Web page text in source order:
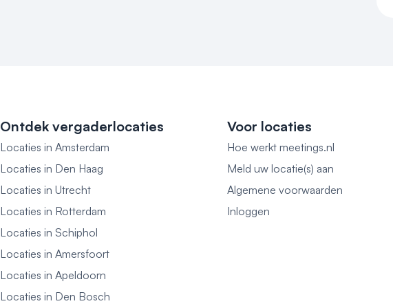
Ontdek vergaderlocaties
Locaties in Amsterdam
Locaties in Den Haag
Locaties in Utrecht
Locaties in Rotterdam
Locaties in Schiphol
Locaties in Amersfoort
Locaties in Apeldoorn
Locaties in Den Bosch
Voor locaties
Hoe werkt meetings.nl
Meld uw locatie(s) aan
Algemene voorwaarden
Inloggen